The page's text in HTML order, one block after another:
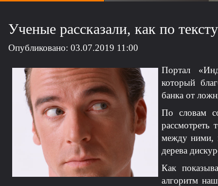
Ученые рассказали, как по
Опубликовано: 03.07.2019 11:00
Портал
который
банка от
По словам
рассмотреть
между ними,
дерева
Как
алгоритм